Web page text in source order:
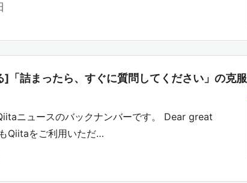
「詰まったら、すぐに質問してください」の克服
ニュースのバックナンバーです。 Dear great
Qiitaをご利用いただ…